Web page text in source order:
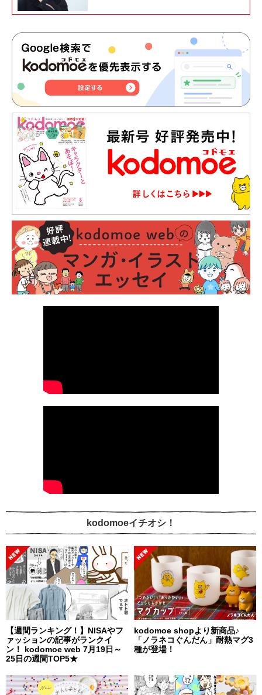
kodomoeイチオシ！
【週間ランキング！】NISAやフ
ァッションの記事がランクイ
ン！ kodomoe web 7月19日～
25日の週間TOP5★
kodomoe shopより新商品♪
「ノラネコぐんだん」耐熱マグ3
種が登場！